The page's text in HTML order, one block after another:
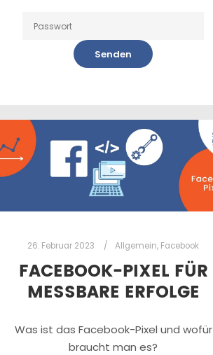
26. Februar 2023 Allgemein, Facebook
FACEBOOK-PIXEL FÜR
MESSBARE ERFOLGE
Was ist das Facebook-Pixel und wofür
braucht man es?